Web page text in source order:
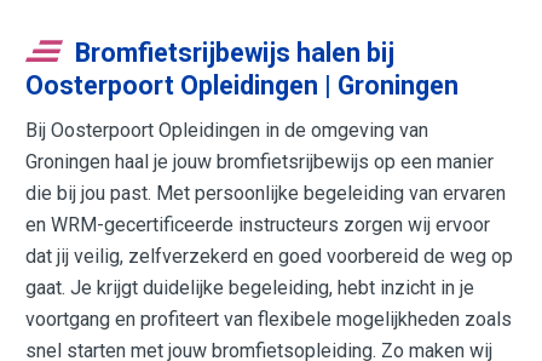
Bromfietsrijbewijs halen bij
Oosterpoort Opleidingen | Groningen
Bij Oosterpoort Opleidingen in de omgeving van
Groningen haal je jouw bromfietsrijbewijs op een manier
die bij jou past. Met persoonlijke begeleiding van ervaren
en WRM-gecertificeerde instructeurs zorgen wij ervoor
dat jij veilig, zelfverzekerd en goed voorbereid de weg op
gaat. Je krijgt duidelijke begeleiding, hebt inzicht in je
voortgang en profiteert van flexibele mogelijkheden zoals
snel starten met jouw bromfietsopleiding. Zo maken wij